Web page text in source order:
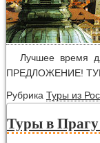
Лучшее время
ПРЕДЛОЖЕНИЕ!
Рубрика Туры из
Туры в Прагу